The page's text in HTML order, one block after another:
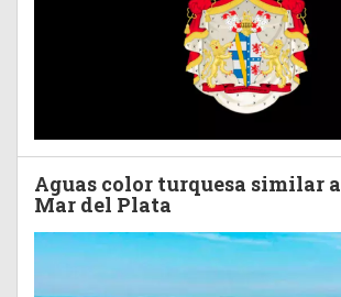
Aguas color turquesa similar
Mar del Plata